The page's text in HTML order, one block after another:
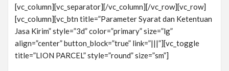
[vc_column][vc_separator][/vc_column][/vc_row][vc_row]
[vc_column][vc_btn title=”Parameter Syarat dan Ketentuan
Jasa Kirim” style=”3d” color=”primary” size=”lg”
align=”center” button_block=”true” link=”|||”][vc_toggle
title=”LION PARCEL” style=”round” size=”sm”]